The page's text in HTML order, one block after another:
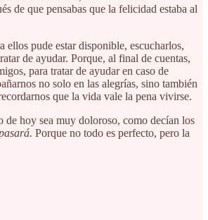
de que pensabas que la felicidad estaba al
ellos pude estar disponible, escucharlos,
de ayudar. Porque, al final de cuentas,
para tratar de ayudar en caso de
no solo en las alegrías, sino también
que la vida vale la pena vivirse.
de hoy sea muy doloroso, como decían los
Porque no todo es perfecto, pero la